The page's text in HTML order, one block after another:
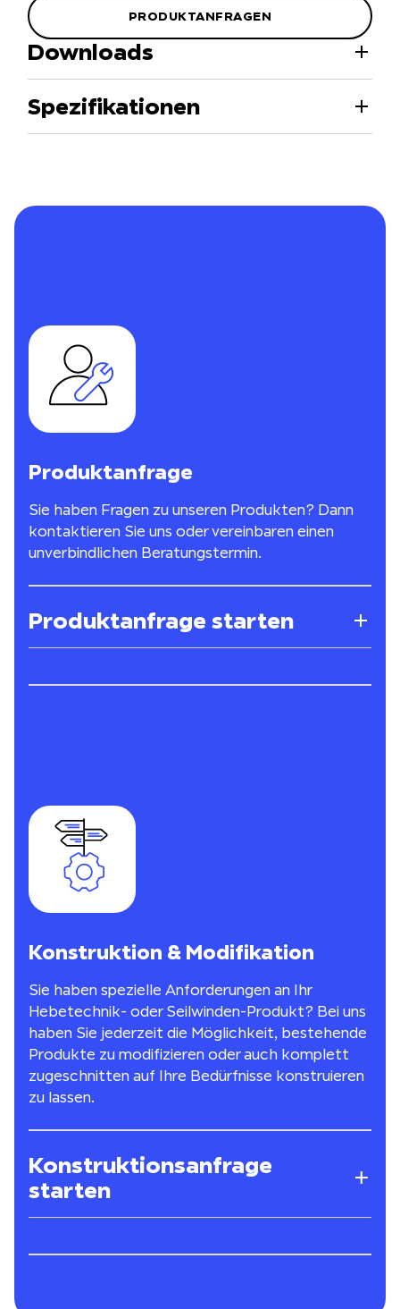
PRODUKTANFRAGEN
Downloads
Spezifikationen
Produktanfrage
Sie haben Fragen zu unseren Produkten? Dann
kontaktieren Sie uns oder vereinbaren einen
unverbindlichen Beratungstermin.
Produktanfrage starten
Konstruktion & Modifikation
Sie haben spezielle Anforderungen an Ihr
Hebetechnik- oder Seilwinden-Produkt? Bei uns
haben Sie jederzeit die Möglichkeit, bestehende
Produkte zu modifizieren oder auch komplett
zugeschnitten auf Ihre Bedürfnisse konstruieren
zu lassen.
Konstruktionsanfrage
starten